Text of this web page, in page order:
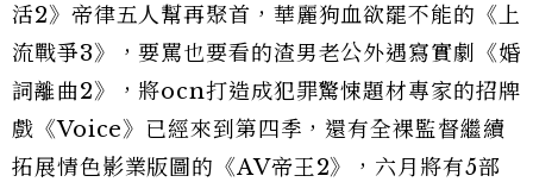
活2》帝律五人幫再聚首，華麗狗血欲罷不能的《上
流戰爭3》，要罵也要看的渣男老公外遇寫實劇《婚
詞離曲2》，將ocn打造成犯罪驚悚題材專家的招牌
戲《Voice》已經來到第四季，還有全裸監督繼續
拓展情色影業版圖的《AV帝王2》，六月將有5部